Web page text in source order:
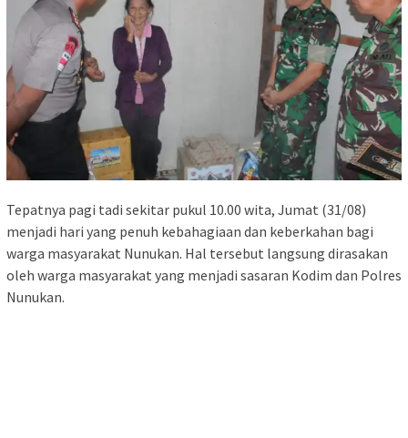
Tepatnya pagi tadi sekitar pukul 10.00 wita, Jumat (31/08)
menjadi hari yang penuh kebahagiaan dan keberkahan bagi
warga masyarakat Nunukan. Hal tersebut langsung dirasakan
oleh warga masyarakat yang menjadi sasaran Kodim dan Polres
Nunukan.